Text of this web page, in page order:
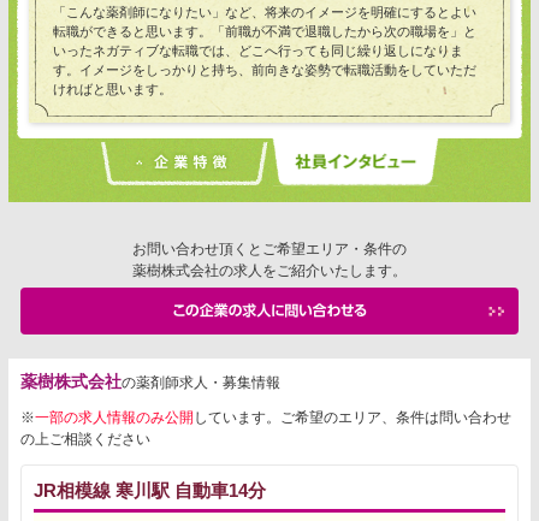
「こんな薬剤師になりたい」など、将来のイメージを明確にするとよい
転職ができると思います。「前職が不満で退職したから次の職場を」と
いったネガティブな転職では、どこへ行っても同じ繰り返しになりま
す。イメージをしっかりと持ち、前向きな姿勢で転職活動をしていただ
ければと思います。
お問い合わせ頂くとご希望エリア・条件の
薬樹株式会社の求人をご紹介いたします。
薬樹株式会社の薬剤師求人・募集情報
※一部の求人情報のみ公開 しています。ご希望のエリア、条件は問い合わせ
の上ご相談ください
JR相模線 寒川駅 自動車14分